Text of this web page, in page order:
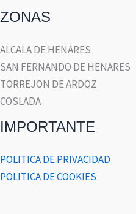
ZONAS
ALCALA DE HENARES
SAN FERNANDO DE HENARES
TORREJON DE ARDOZ
COSLADA
IMPORTANTE
POLITICA DE PRIVACIDAD
POLITICA DE COOKIES